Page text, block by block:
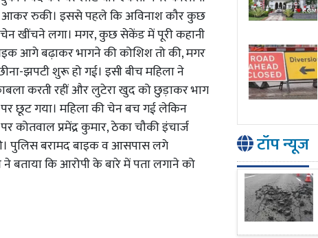
आकर रुकी। इससे पहले कि अविनाश कौर कुछ
खींचने लगा। मगर, कुछ सेकेंड में पूरी कहानी
आगे बढ़ाकर भागने की कोशिश तो की, मगर
झपटी शुरू हो गई। इसी बीच महिला ने
करती रहीं और लुटेरा खुद को छुड़ाकर भाग
छूट गया। महिला की चेन बच गई लेकिन
प्रमेंद्र कुमार, ठेका चौकी इंचार्ज
पुलिस बरामद बाइक व आसपास लगे
बताया कि आरोपी के बारे में पता लगाने को
टॉप न्यूज